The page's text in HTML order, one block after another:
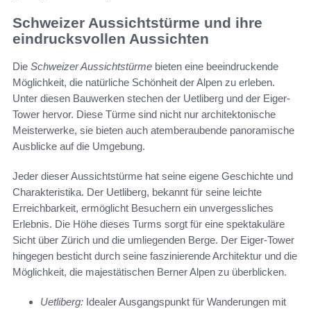
Schweizer Aussichtstürme und ihre
eindrucksvollen Aussichten
Die Schweizer Aussichtstürme bieten eine beeindruckende
Möglichkeit, die natürliche Schönheit der Alpen zu erleben.
Unter diesen Bauwerken stechen der Uetliberg und der Eiger-
Tower hervor. Diese Türme sind nicht nur architektonische
Meisterwerke, sie bieten auch atemberaubende panoramische
Ausblicke auf die Umgebung.
Jeder dieser Aussichtstürme hat seine eigene Geschichte und
Charakteristika. Der Uetliberg, bekannt für seine leichte
Erreichbarkeit, ermöglicht Besuchern ein unvergessliches
Erlebnis. Die Höhe dieses Turms sorgt für eine spektakuläre
Sicht über Zürich und die umliegenden Berge. Der Eiger-Tower
hingegen besticht durch seine faszinierende Architektur und die
Möglichkeit, die majestätischen Berner Alpen zu überblicken.
Uetliberg: Idealer Ausgangspunkt für Wanderungen mit